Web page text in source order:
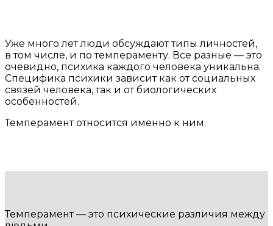
Уже много лет люди обсуждают типы личностей,
в том числе, и по темпераменту. Все разные — это
очевидно, психика каждого человека уникальна.
Специфика психики зависит как от социальных
связей человека, так и от биологических
особенностей.
Темперамент относится именно к ним.
Темперамент — это психические различия между